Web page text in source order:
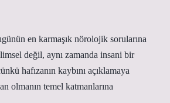
en karmaşık nörolojik sorularına
değil, aynı zamanda insani bir
hafızanın kaybını açıklamaya
olmanın temel katmanlarına